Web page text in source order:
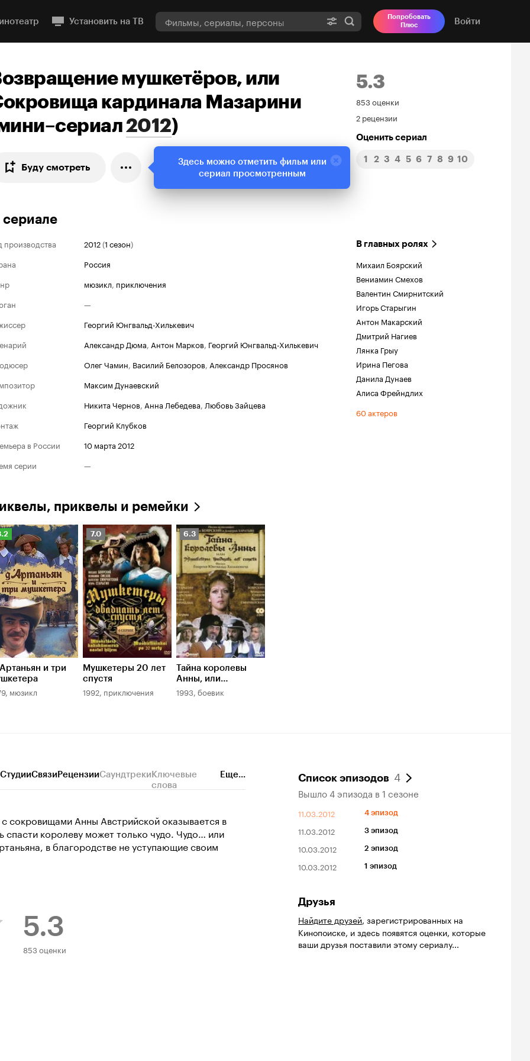
Установить на ТВ
Попробовать
Плюс
Войти
мушкетёров, или
кардинала Мазарини
2012)
Буду смотреть
5.3
Рейтинг
Кинопоиска
5.3
853 оценки
2 рецензии
Оценить сериал
1 2 3 4 5 6 7 8 9 10
производства 2012(1 сезон)
Россия
мюзикл, приключения
—
Георгий Юнгвальд-Хилькевич
Александр Дюма, Антон Марков, Георгий Юнгвальд-Хилькевич
Олег Чамин, Василий Белозоров, Александр Просянов
Максим Дунаевский
Никита Чернов, Анна Лебедева, Любовь Зайцева
Георгий Клубков
в России
10 марта 2012
серии
—
В главных ролях
Михаил Боярский
Вениамин Смехов
Валентин Смирнитский
Игорь Старыгин
Антон Макарский
Дмитрий Нагиев
Лянка Грыу
Ирина Пегова
Данила Дунаев
Алиса Фрейндлих
60 актеров
приквелы и ремейки
и три
мюзикл
Рейтинг
Кинопоиска
7.0
7.0
Мушкетеры 20 лет
спустя
1992, приключения
Рейтинг
Кинопоиска
6.3
6.3
Тайна королевы
Анны, или
Мушкетеры 30 лет
спустя
1993, боевик
СтудииСвязиРецензииСаундтрекиКлючевые
слова
Еще...
сокровищами Анны Австрийской оказывается в
спасти королеву может только чудо. Чудо… или
в благородстве не уступающие своим
5.3
Рейтинг
853 оценки
Список эпизодов 4
Вышло 4 эпизода в 1 сезоне
11.03.2012 4 эпизод
11.03.2012 3 эпизод
10.03.2012 2 эпизод
10.03.2012 1 эпизод
Друзья
Найдите друзей, зарегистрированных на
Кинопоиске, и здесь появятся оценки, которые
ваши друзья поставили этому сериалу...
Здесь можно отметить фильм или
сериал просмотренным